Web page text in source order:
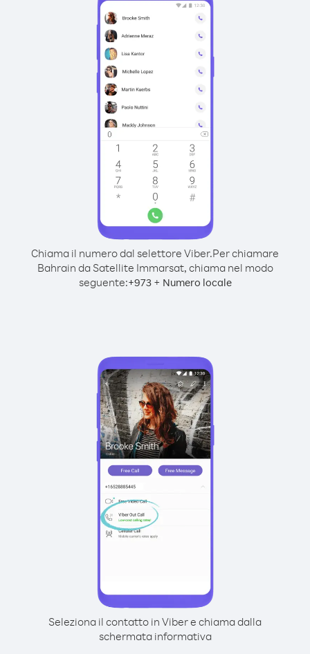
Chiama il numero dal selettore Viber.Per chiamare
Bahrain da Satellite Immarsat, chiama nel modo
seguente:+973+ Numero locale
Seleziona il contatto in Viber e chiama dalla
schermata informativa